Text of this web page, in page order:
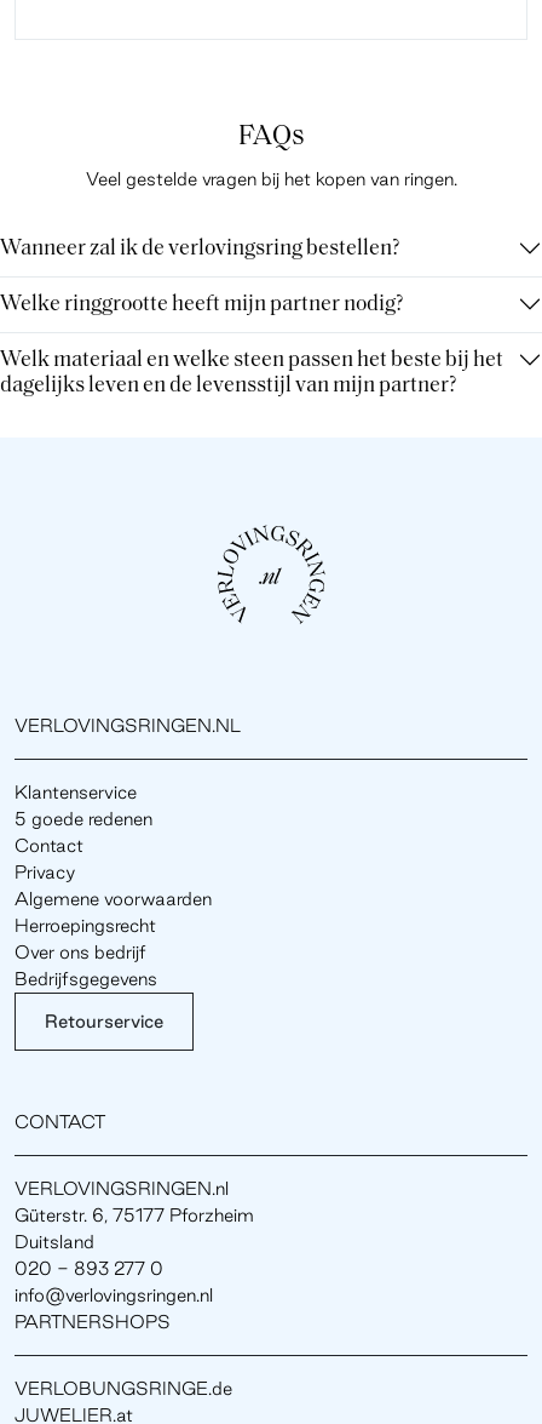
FAQs
Veel gestelde vragen bij het kopen van ringen.
Wanneer zal ik de verlovingsring bestellen?
Welke ringgrootte heeft mijn partner nodig?
Welk materiaal en welke steen passen het beste bij het
dagelijks leven en de levensstijl van mijn partner?
VERLOVINGSRINGEN.NL
Klantenservice
5 goede redenen
Contact
Privacy
Algemene voorwaarden
Herroepingsrecht
Over ons bedrijf
Bedrijfsgegevens
Retourservice
CONTACT
VERLOVINGSRINGEN.nl
Güterstr. 6, 75177 Pforzheim
Duitsland
020 - 893 277 0
info@verlovingsringen.nl
PARTNERSHOPS
VERLOBUNGSRINGE.de
JUWELIER.at